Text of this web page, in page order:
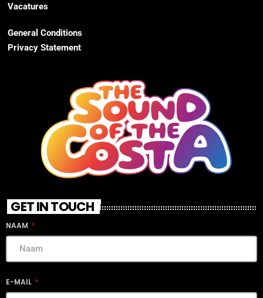
Vacatures
General Conditions
Privacy Statement
GET IN TOUCH
NAAM
E-MAIL